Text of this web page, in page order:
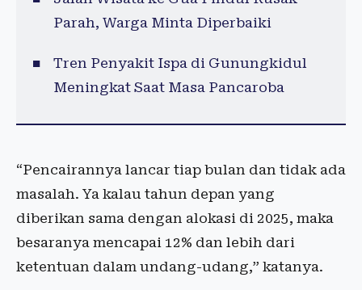
Parah, Warga Minta Diperbaiki
Tren Penyakit Ispa di Gunungkidul
Meningkat Saat Masa Pancaroba
“Pencairannya lancar tiap bulan dan tidak ada
masalah. Ya kalau tahun depan yang
diberikan sama dengan alokasi di 2025, maka
besaranya mencapai 12% dan lebih dari
ketentuan dalam undang-udang,” katanya.